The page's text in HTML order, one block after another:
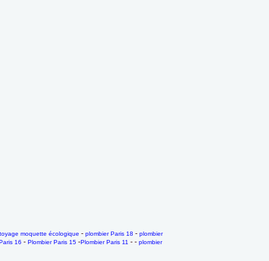
moquette écologique - plombier Paris 18 - plombier
16 - Plombier Paris 15 -Plombier Paris 11 - - plombier